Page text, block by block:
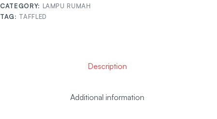
CATEGORY: LAMPU RUMAH
TAG: TAFFLED
Description
Additional information